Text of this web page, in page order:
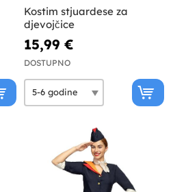
Kostim stjuardese za
djevojčice
15,99 €
DOSTUPNO